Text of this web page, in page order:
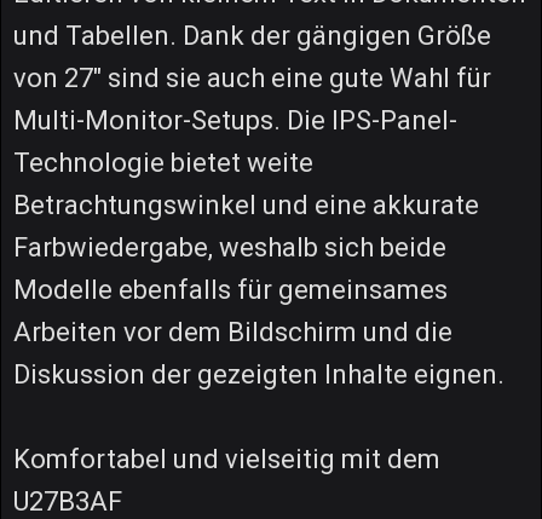
und Tabellen. Dank der gängigen Größe
von 27" sind sie auch eine gute Wahl für
Multi-Monitor-Setups. Die IPS-Panel-
Technologie bietet weite
Betrachtungswinkel und eine akkurate
Farbwiedergabe, weshalb sich beide
Modelle ebenfalls für gemeinsames
Arbeiten vor dem Bildschirm und die
Diskussion der gezeigten Inhalte eignen.
Komfortabel und vielseitig mit dem
U27B3AF